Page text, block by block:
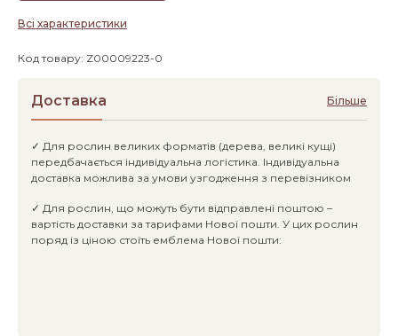
Всі характеристики
Код товару: Z00009223-0
Доставка Більше
✓ Для рослин великих форматів (дерева, великі кущі)
передбачається індивідуальна логістика. Індивідуальна
доставка можлива за умови узгодження з перевізником
✓ Для рослин, що можуть бути відправлені поштою –
вартість доставки за тарифами Нової пошти. У цих рослин
поряд із ціною стоїть емблема Нової пошти: